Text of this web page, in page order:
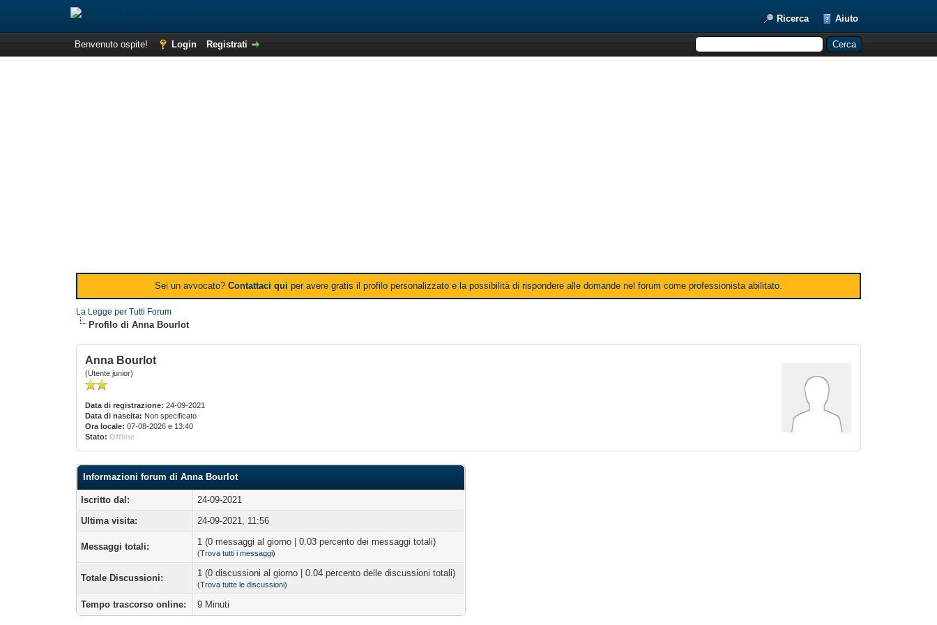
Ricerca Aiuto
Benvenuto ospite! Login Registrati
Sei un avvocato? Contattaci qui per avere gratis il profilo personalizzato e la possibilità di rispondere alle domande nel forum come professionista abilitato.
La Legge per Tutti Forum
Profilo di Anna Bourlot
Anna Bourlot
(Utente junior)
Data di registrazione: 24-09-2021
Data di nascita: Non specificato
Ora locale: 07-08-2026 e 13:40
Stato: Offline
Informazioni forum di Anna Bourlot
Iscritto dal:
24-09-2021
Ultima visita:
24-09-2021, 11:56
Messaggi totali: 1 (0 messaggi al giorno | 0.03 percento dei messaggi totali)
(Trova tutti i messaggi)
Totale Discussioni: 1 (0 discussioni al giorno | 0.04 percento delle discussioni totali)
(Trova tutte le discussioni)
Tempo trascorso online: 9 Minuti